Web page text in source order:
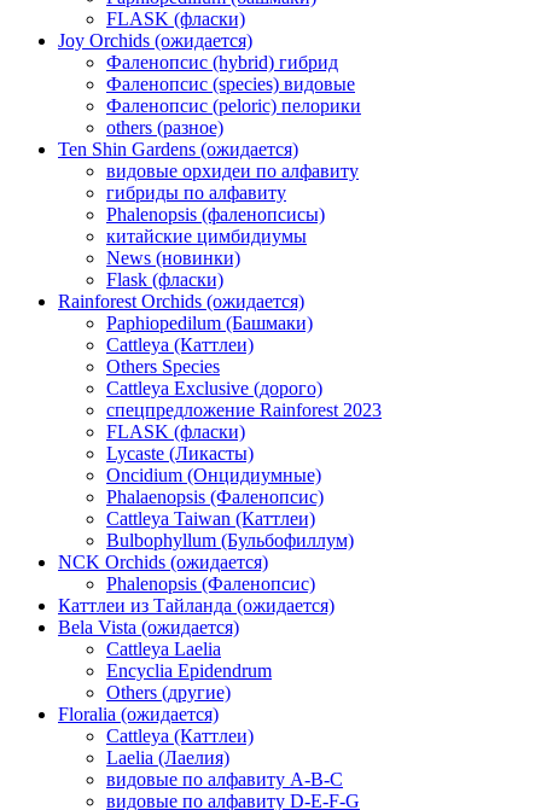
FLASK (фласки)
Joy Orchids (ожидается)
Фаленопсис (hybrid) гибрид
Фаленопсис (species) видовые
Фаленопсис (peloric) пелорики
others (разное)
Ten Shin Gardens (ожидается)
видовые орхидеи по алфавиту
гибриды по алфавиту
Phalenopsis (фаленопсисы)
китайские цимбидиумы
News (новинки)
Flask (фласки)
Rainforest Orchids (ожидается)
Paphiopedilum (Башмаки)
Cattleya (Каттлеи)
Others Species
Cattleya Exclusive (дорого)
спецпредложение Rainforest 2023
FLASK (фласки)
Lycaste (Ликасты)
Oncidium (Онцидиумные)
Phalaenopsis (Фаленопсис)
Cattleya Taiwan (Каттлеи)
Bulbophyllum (Бульбофиллум)
NCK Orchids (ожидается)
Phalenopsis (Фаленопсис)
Каттлеи из Тайланда (ожидается)
Bela Vista (ожидается)
Cattleya Laelia
Encyclia Epidendrum
Others (другие)
Floralia (ожидается)
Cattleya (Каттлеи)
Laelia (Лаелия)
видовые по алфавиту A-B-C
видовые по алфавиту D-E-F-G